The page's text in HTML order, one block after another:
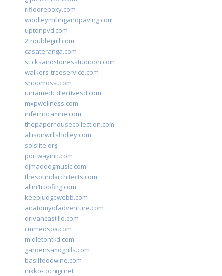
rifloorepoxy.com
woolleymillingandpaving.com
uptonpvd.com
2troublegrill.com
casateranga.com
sticksandstonesstudiooh.com
walkers-treeservice.com
shopmossi.com
untamedcollectivesd.com
mxpwellness.com
infernocanine.com
thepaperhousecollection.com
allisonwillisholley.com
solslite.org
portwayinn.com
djmaddogmusic.com
thesoundarchitects.com
allin1roofing.com
keepjudgewebb.com
anatomyofadventure.com
drivancastillo.com
cmmedspa.com
midletontkd.com
gardensandgrills.com
basilfoodwine.com
nikko-tochigi.net